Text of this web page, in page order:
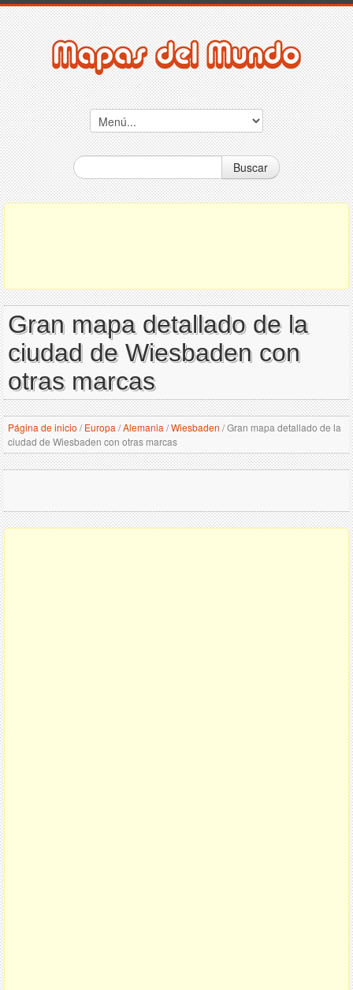
Buscar
Gran mapa detallado de la
ciudad de Wiesbaden con
otras marcas
Página de inicio / Europa /Alemania /Wiesbaden /Gran mapa detallado de la
ciudad de Wiesbaden con otras marcas